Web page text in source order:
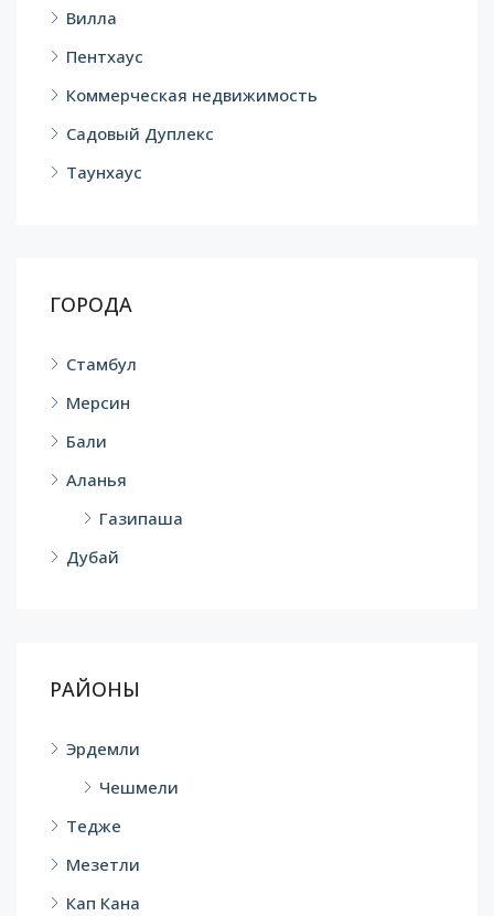
Вилла
Пентхаус
Коммерческая недвижимость
Садовый Дуплекс
Таунхаус
ГОРОДА
Стамбул
Мерсин
Бали
Аланья
Газипаша
Дубай
РАЙОНЫ
Эрдемли
Чешмели
Тедже
Мезетли
Кап Кана